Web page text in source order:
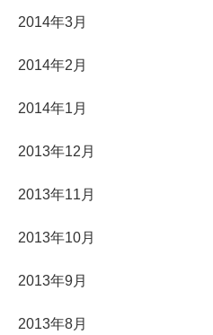
2014年3月
2014年2月
2014年1月
2013年12月
2013年11月
2013年10月
2013年9月
2013年8月